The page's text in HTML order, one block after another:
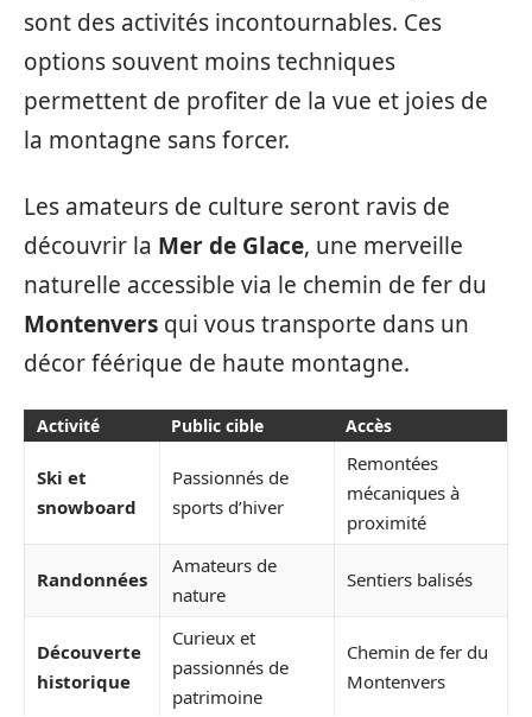
sont des activités incontournables. Ces
options souvent moins techniques
permettent de profiter de la vue et joies de
la montagne sans forcer.
Les amateurs de culture seront ravis de
découvrir la Mer de Glace, une merveille
naturelle accessible via le chemin de fer du
Montenvers qui vous transporte dans un
décor féérique de haute montagne.
Activité Public cible Accès
Ski et
snowboard
Passionnés de
sports d’hiver
Remontées
mécaniques à
proximité
Randonnées
Amateurs de
nature
Sentiers balisés
Découverte
historique
Curieux et
passionnés de
patrimoine
Chemin de fer du
Montenvers